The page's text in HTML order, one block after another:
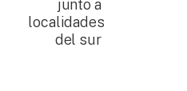
junto a
localidades
del sur